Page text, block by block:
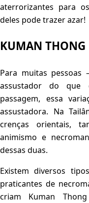
aterrorizantes para
deles pode trazer azar!
KUMAN THONG
Para muitas
assustador do que
passagem, essa
assustadora. Na
crenças orientais,
animismo e
dessas duas.
Existem diversos
praticantes de
criam Kuman